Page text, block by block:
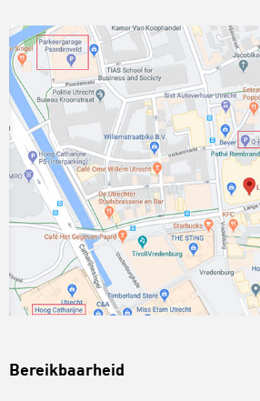
Bereikbaarheid